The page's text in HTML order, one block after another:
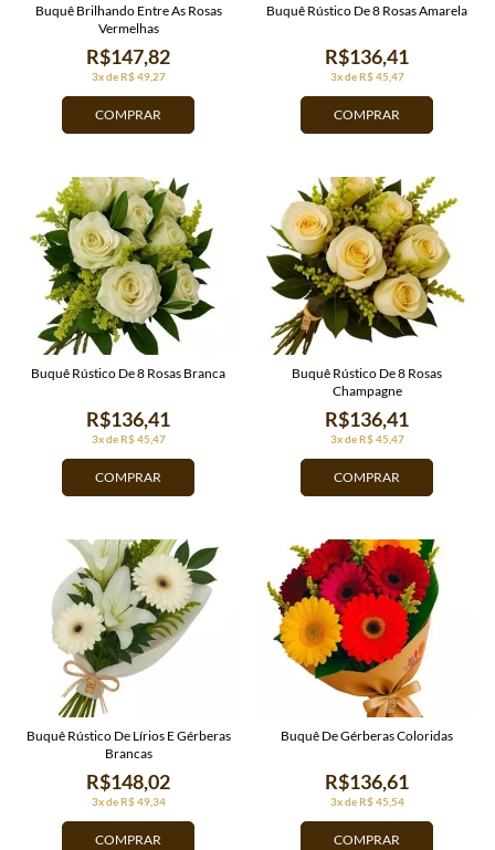
COMPRAR
3x de R$ 49,27
R$147,82
Buquê Brilhando Entre As Rosas
Vermelhas
COMPRAR
3x de R$ 45,47
R$136,41
Buquê Rústico De 8 Rosas Amarela
COMPRAR
3x de R$ 45,47
R$136,41
Buquê Rústico De 8 Rosas Branca
COMPRAR
3x de R$ 45,47
R$136,41
Buquê Rústico De 8 Rosas
Champagne
COMPRAR
3x de R$ 49,34
R$148,02
Buquê Rústico De Lírios E Gérberas
Brancas
COMPRAR
3x de R$ 45,54
R$136,61
Buquê De Gérberas Coloridas